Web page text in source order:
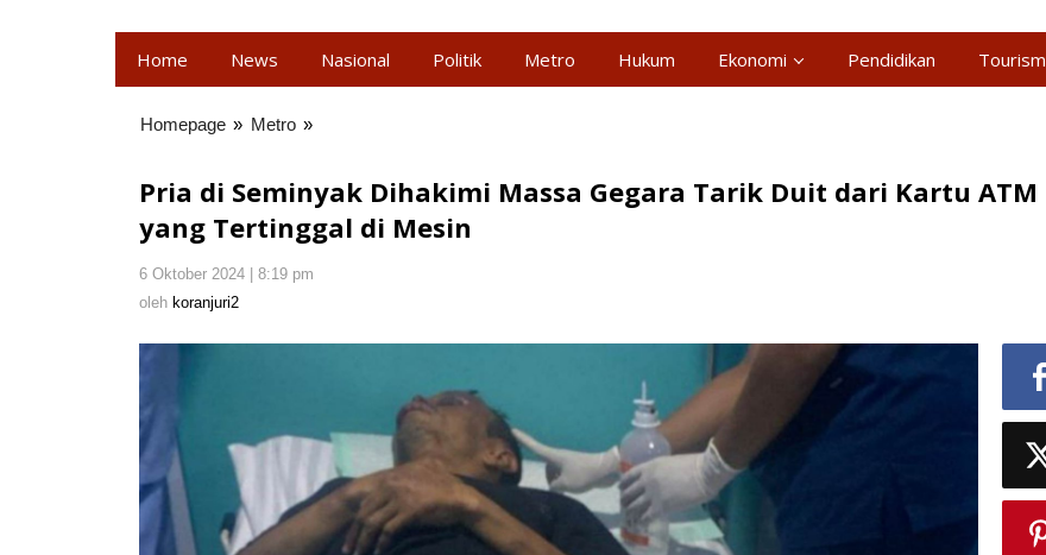
Home News Nasional Politik Metro Hukum Ekonomi Pendidikan Tourism
Homepage » Metro »
Dihakimi
Massa
Tertinggal
Mesin
Pria di Seminyak Dihakimi Massa Gegara Tarik Duit dari Kartu ATM
yang Tertinggal di Mesin
6 Oktober 2024 | 8:19 pm
oleh koranjuri2